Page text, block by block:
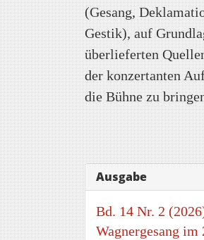
(Gesang,
Gestik), auf
überlieferten
der konzertanten
die Bühne zu
Artikel-
Details
Ausgabe
Bd. 14 Nr. 2
Wagnergesang im